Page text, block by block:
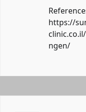
https://
ngen/